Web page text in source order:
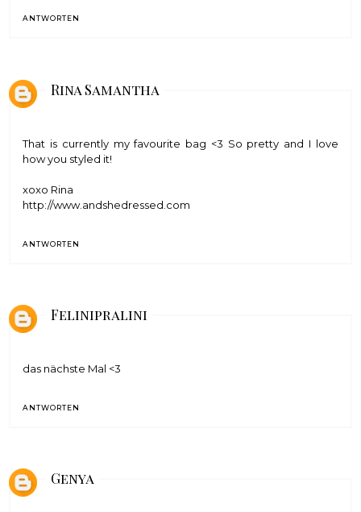
ANTWORTEN
Rina Samantha
That is currently my favourite bag <3 So pretty and I love
how you styled it!
xoxo Rina
http://www.andshedressed.com
ANTWORTEN
Felinipralini
das nächste Mal <3
ANTWORTEN
Genya